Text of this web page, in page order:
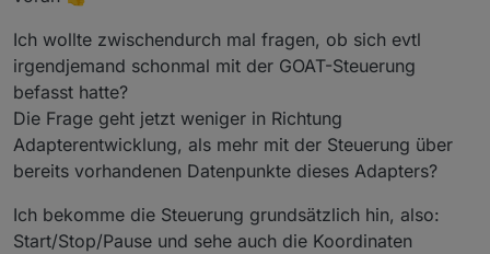
control.extended.washInterval
von App - keine Änderung im Adapter
Auch nicht nach einem Neustart vom
Adapter?
da.
den aktuellen Modellen per MQTT und damit
direkt bei Änderung.
Edit/Anmerkung: Bei meinem X1 Turbo wird der
Wert direkt bei Änderung per App in den
Datenpunkt übernommen. Hätte das beim T20
dann ebenfalls erwartet.
Ich wollte zwischendurch mal fragen, ob sich evtl
irgendjemand schonmal mit der GOAT-Steuerung
befasst hatte?
Die Frage geht jetzt weniger in Richtung
Adapterentwicklung, als mehr mit der Steuerung über
bereits vorhandenen Datenpunkte dieses Adapters?
Ich bekomme die Steuerung grundsätzlich hin, also:
Start/Stop/Pause und sehe auch die Koordinaten